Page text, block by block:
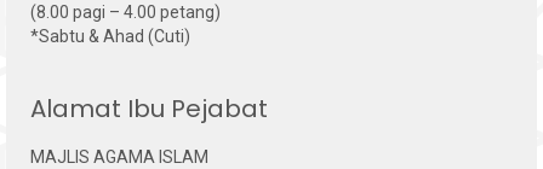
(8.00 pagi – 4.00 petang)
*Sabtu & Ahad (Cuti)
Alamat Ibu Pejabat
MAJLIS AGAMA ISLAM